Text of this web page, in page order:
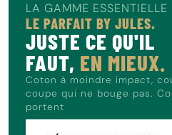
LA GAMME ESSENTIELLE
LE PARFAIT BY JULES.
JUSTE CE QU'IL
FAUT, EN MIEUX.
Coton à moindre impact,
coupe qui ne bouge pas.
portent